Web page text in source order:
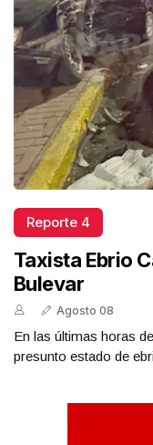
Reporte 4
Taxista Ebrio
Bulevar
Agosto 08
En las últimas horas
presunto estado de